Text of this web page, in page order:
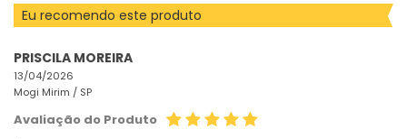
Eu recomendo este produto
PRISCILA MOREIRA
13/04/2026
Mogi Mirim / SP
Avaliação do Produto